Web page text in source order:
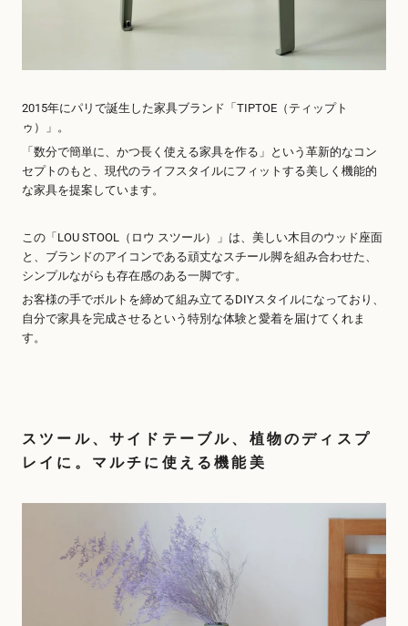
2015年にパリで誕生した家具ブランド「TIPTOE（ティップト
ゥ）」。
「数分で簡単に、かつ長く使える家具を作る」という革新的なコン
セプトのもと、現代のライフスタイルにフィットする美しく機能的
な家具を提案しています。
この「LOU STOOL（ロウ スツール）」は、美しい木目のウッド座面
と、ブランドのアイコンである頑丈なスチール脚を組み合わせた、
シンプルながらも存在感のある一脚です。
お客様の手でボルトを締めて組み立てるDIYスタイルになっており、
自分で家具を完成させるという特別な体験と愛着を届けてくれま
す。
スツール、サイドテーブル、植物のディスプ
レイに。マルチに使える機能美